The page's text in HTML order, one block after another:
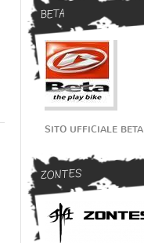
BETA
SITO UFFICIALE BETA
ZONTES